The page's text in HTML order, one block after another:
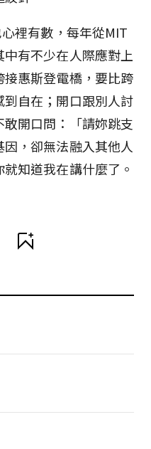
裡有數，每年從MIT
有不少在人際應對上
惠斯登電橋，要比跨
自在；開口跟別人討
開口問：「請妳跳支
，卻無法融入其他人
知道我在講什麼了。